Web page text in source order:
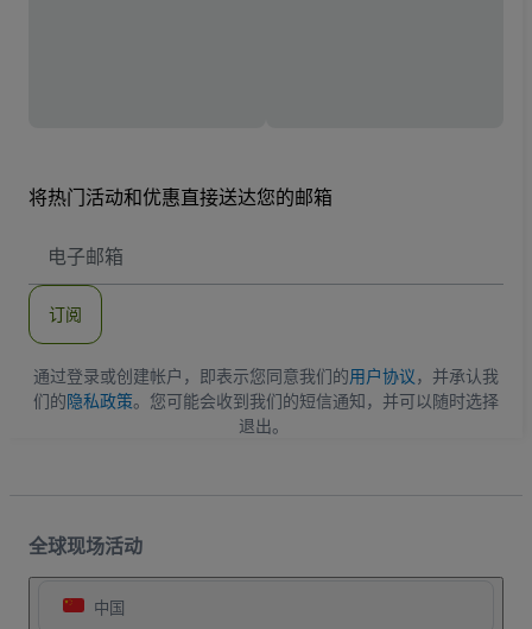
将热门活动和优惠直接送达您的邮箱
子
地
订阅
通过登录或创建帐户，即表示您同意我们的用户协议，并承认我
们的隐私政策。您可能会收到我们的短信通知，并可以随时选择
退出。
全球现场活动
中国